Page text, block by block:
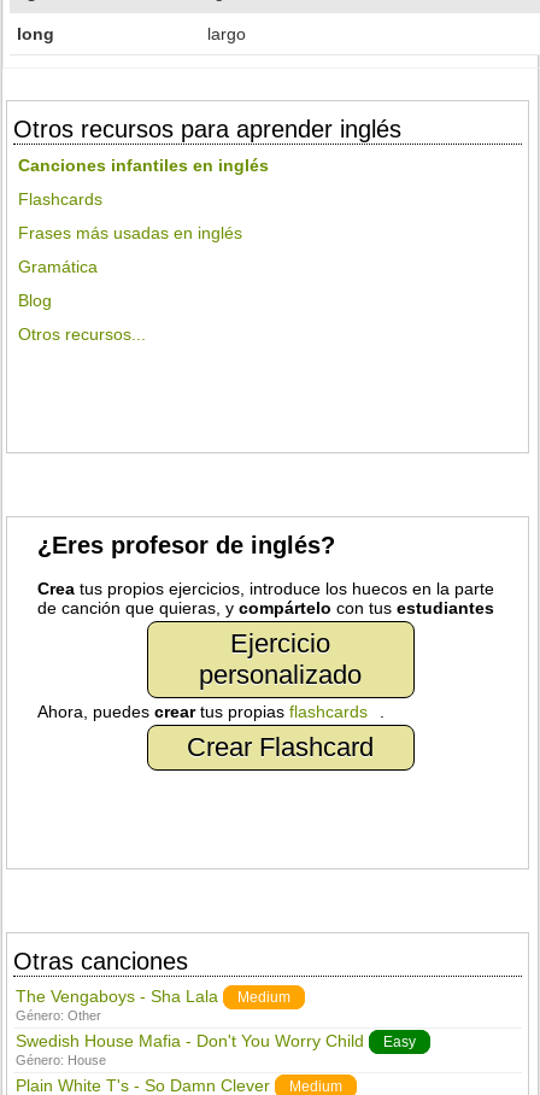
long largo
Otros recursos para aprender inglés
Canciones infantiles en inglés
Flashcards
Frases más usadas en inglés
Gramática
Blog
Otros recursos...
¿Eres profesor de inglés?
Crea tus propios ejercicios, introduce los huecos en la parte
de canción que quieras, ycompártelo con tusestudiantes
Ejercicio
personalizado
Ahora, puedescreartus propiasflashcards
Crear Flashcard
Otras canciones
The Vengaboys - Sha Lala Medium
Género:Other
Swedish House Mafia - Don't You Worry Child Easy
Género: House
Plain White T's - So Damn Clever Medium